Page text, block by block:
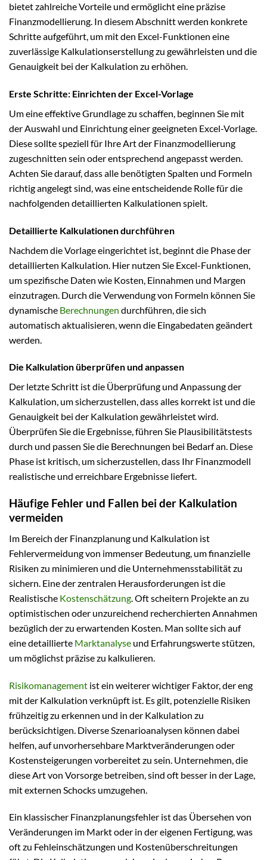
bietet zahlreiche Vorteile und ermöglicht eine präzise
Finanzmodellierung. In diesem Abschnitt werden konkrete
Schritte aufgeführt, um mit den Excel-Funktionen eine
zuverlässige Kalkulationserstellung zu gewährleisten und die
Genauigkeit bei der Kalkulation zu erhöhen.
Erste Schritte: Einrichten der Excel-Vorlage
Um eine effektive Grundlage zu schaffen, beginnen Sie mit
der Auswahl und Einrichtung einer geeigneten Excel-Vorlage.
Diese sollte speziell für Ihre Art der Finanzmodellierung
zugeschnitten sein oder entsprechend angepasst werden.
Achten Sie darauf, dass alle benötigten Spalten und Formeln
richtig angelegt sind, was eine entscheidende Rolle für die
nachfolgenden detaillierten Kalkulationen spielt.
Detaillierte Kalkulationen durchführen
Nachdem die Vorlage eingerichtet ist, beginnt die Phase der
detaillierten Kalkulation. Hier nutzen Sie Excel-Funktionen,
um spezifische Daten wie Kosten, Einnahmen und Margen
einzutragen. Durch die Verwendung von Formeln können Sie
dynamische Berechnungen durchführen, die sich
automatisch aktualisieren, wenn die Eingabedaten geändert
werden.
Die Kalkulation überprüfen und anpassen
Der letzte Schritt ist die Überprüfung und Anpassung der
Kalkulation, um sicherzustellen, dass alles korrekt ist und die
Genauigkeit bei der Kalkulation gewährleistet wird.
Überprüfen Sie die Ergebnisse, führen Sie Plausibilitätstests
durch und passen Sie die Berechnungen bei Bedarf an. Diese
Phase ist kritisch, um sicherzustellen, dass Ihr Finanzmodell
realistische und erreichbare Ergebnisse liefert.
Häufige Fehler und Fallen bei der Kalkulation
vermeiden
Im Bereich der Finanzplanung und Kalkulation ist
Fehlervermeidung von immenser Bedeutung, um finanzielle
Risiken zu minimieren und die Unternehmensstabilität zu
sichern. Eine der zentralen Herausforderungen ist die
Realistische Kostenschätzung. Oft scheitern Projekte an zu
optimistischen oder unzureichend recherchierten Annahmen
bezüglich der zu erwartenden Kosten. Man sollte sich auf
eine detaillierte Marktanalyse und Erfahrungswerte stützen,
um möglichst präzise zu kalkulieren.
Risikomanagement ist ein weiterer wichtiger Faktor, der eng
mit der Kalkulation verknüpft ist. Es gilt, potenzielle Risiken
frühzeitig zu erkennen und in der Kalkulation zu
berücksichtigen. Diverse Szenarioanalysen können dabei
helfen, auf unvorhersehbare Marktveränderungen oder
Kostensteigerungen vorbereitet zu sein. Unternehmen, die
diese Art von Vorsorge betreiben, sind oft besser in der Lage,
mit externen Schocks umzugehen.
Ein klassischer Finanzplanungsfehler ist das Übersehen von
Veränderungen im Markt oder in der eigenen Fertigung, was
oft zu Fehleinschätzungen und Kostenüberschreitungen